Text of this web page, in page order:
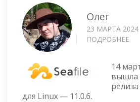
Олег
23 МАРТА 2024
ПОДРОБНЕЕ
—
14
вышла
для Linux — 11.0.6.